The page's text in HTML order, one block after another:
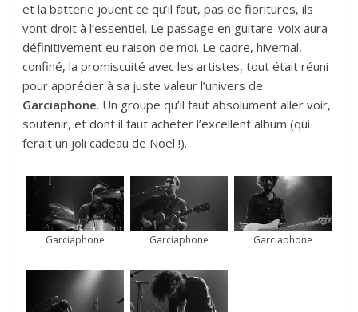
et la batterie jouent ce qu’il faut, pas de fioritures, ils
vont droit à l’essentiel. Le passage en guitare-voix aura
définitivement eu raison de moi. Le cadre, hivernal,
confiné, la promiscuité avec les artistes, tout était réuni
pour apprécier à sa juste valeur l’univers de
Garciaphone. Un groupe qu’il faut absolument aller voir,
soutenir, et dont il faut acheter l’excellent album (qui
ferait un joli cadeau de Noël !).
Garciaphone Garciaphone Garciaphone